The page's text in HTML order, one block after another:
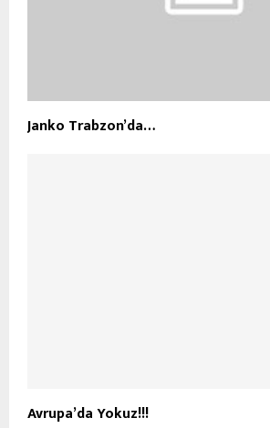
Janko Trabzon’da…
Avrupa’da Yokuz!!!